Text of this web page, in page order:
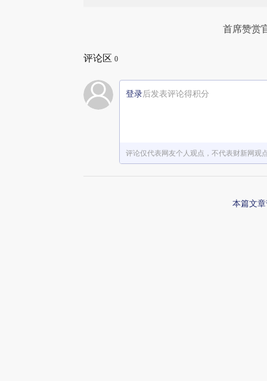
首席赞赏
评论区 0
登录后发表评论得积分
评论仅代表网友个人观点，不代表财新网观
本篇文